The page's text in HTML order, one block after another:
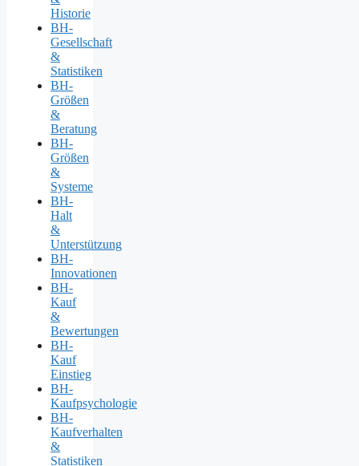
Historie
BH-
Gesellschaft
&
Statistiken
BH-
Größen
&
Beratung
BH-
Größen
&
Systeme
BH-
Halt
&
Unterstützung
BH-
Innovationen
BH-
Kauf
&
Bewertungen
BH-
Kauf
Einstieg
BH-
Kaufpsychologie
BH-
Kaufverhalten
&
Statistiken